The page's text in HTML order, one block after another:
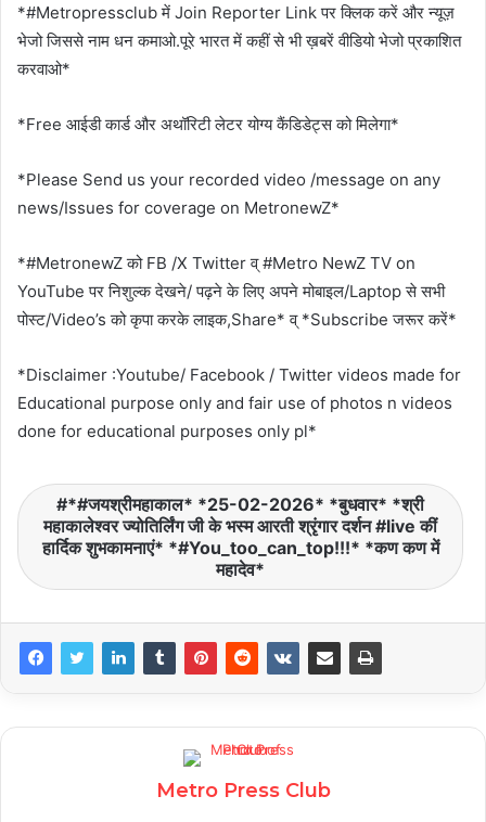
*#Metropressclub में Join Reporter Link पर क्लिक करें और न्यूज़
भेजो जिससे नाम धन कमाओ.पूरे भारत में कहीं से भी ख़बरें वीडियो भेजो प्रकाशित
करवाओ*
*Free आईडी कार्ड और अथॉरिटी लेटर योग्य कैंडिडेट्स को मिलेगा*
*Please Send us your recorded video /message on any
news/Issues for coverage on MetronewZ*
*#MetronewZ को FB /X Twitter व् #Metro NewZ TV on
YouTube पर निशुल्क देखने/ पढ़ने के लिए अपने मोबाइल/Laptop से सभी
पोस्ट/Video’s को कृपा करके लाइक,Share* व् *Subscribe जरूर करें*
*Disclaimer :Youtube/ Facebook / Twitter videos made for
Educational purpose only and fair use of photos n videos
done for educational purposes only pl*
*#जयश्रीमहाकाल* *25-02-2026* *बुधवार* *श्री
महाकालेश्वर ज्योतिर्लिंग जी के भस्म आरती श्रृंगार दर्शन #live कीं
हार्दिक शुभकामनाएं* *#You_too_can_top!!!* *कण कण में
महादेव*
Metro Press Club